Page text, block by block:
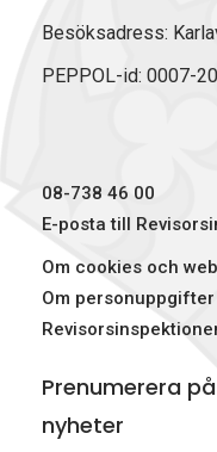
Besöksadress:
PEPPOL-id: 0007-
08-738 46 00
E-posta till
Om cookies och
Om personuppgifter
Prenumerera
nyheter